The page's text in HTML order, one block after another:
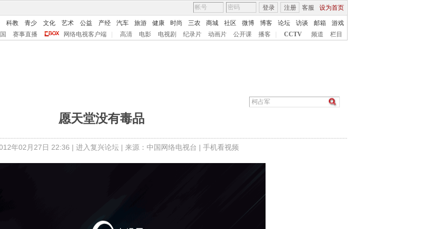
客服 设为首页
登录 注册
科教 青少 文化 艺术 公益 产经 汽车 旅游 健康 时尚 三农 商城 社区 微博 博客 论坛 访谈 邮箱
游戏
赛事直播 网络电视客户端 高清 电影 电视剧 纪录片 动画片 公开课 播客 CCTV 频道 栏目
愿天堂没有毒品
年02月27日 22:36 | 进入复兴论坛 | 来源：中国网络电视台 | 手机看视频